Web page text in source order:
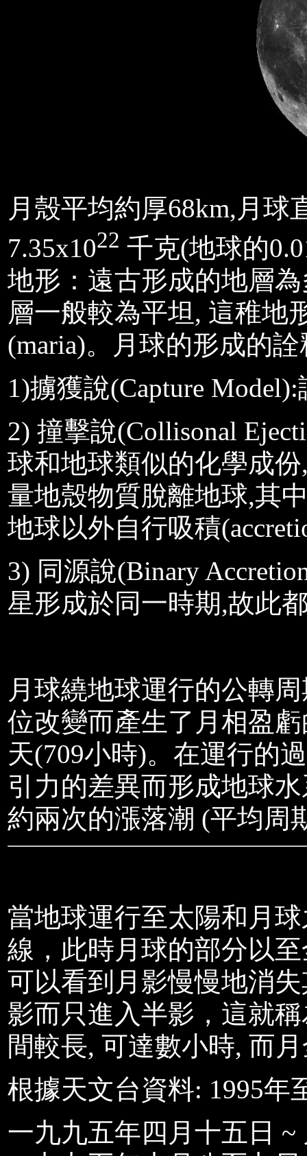
月殼平均約厚68km, 月球
7.35x1022 千克(地球的
地形：遠古形成的地層
層一般較為平坦, 這稚地
(maria)。月球的形成的詮
1)擄獲說(Capture Model):
2) 撞擊說(Collisonal
球和地球類似的化學成份
量地殼物質脫離地球,其
地球以外自行吸積
3) 同源說(Binary
星形成於同一時期,故此
月球繞地球運行的公轉
位改變而產生了 月相盈
天(709小時)。在運行的
引力的差異而形成地球
約兩次的漲落潮 (平均周
當地球運行至太陽和月
線，此時月球的部分以
可以看到月影慢慢地消
影而只進入半影，這就
間較長, 可達數小時, 而
根據天文台資料: 1995年
一九九五年四月十五日 ~